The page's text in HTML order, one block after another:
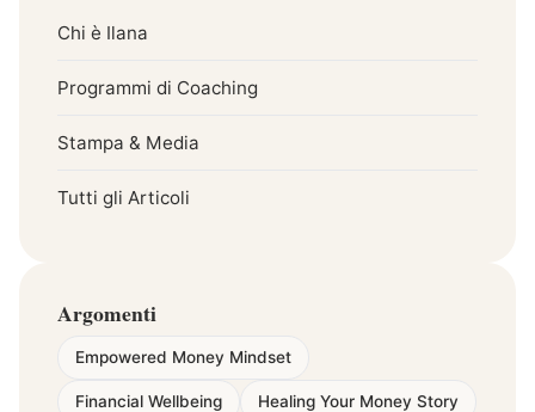
Chi è Ilana
Programmi di Coaching
Stampa & Media
Tutti gli Articoli
Argomenti
Empowered Money Mindset
Financial Wellbeing Healing Your Money Story